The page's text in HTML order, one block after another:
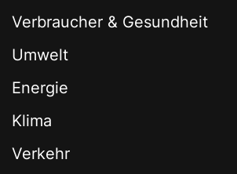
Verbraucher & Gesundheit
Umwelt
Energie
Klima
Verkehr